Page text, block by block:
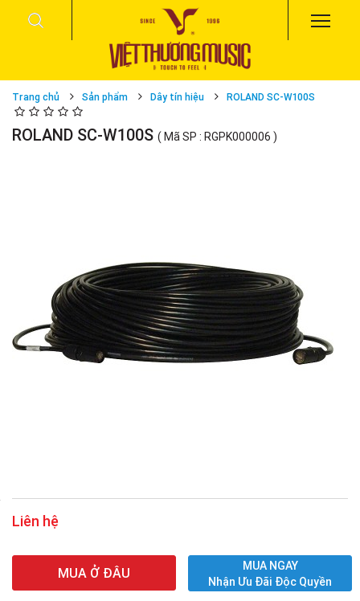
Trang chủ Sản phẩm Dây tín hiệu ROLAND SC-W100S
ROLAND SC-W100S ( Mã SP : RGPK000006 )
Liên hệ
MUA Ở ĐÂU
MUA NGAY
Nhận Ưu Đãi Độc Quyền